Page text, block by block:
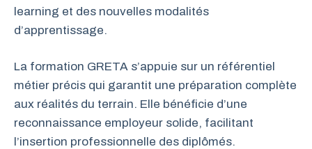
learning et des nouvelles modalités
d’apprentissage.
La formation GRETA s’appuie sur un référentiel
métier précis qui garantit une préparation complète
aux réalités du terrain. Elle bénéficie d’une
reconnaissance employeur solide, facilitant
l’insertion professionnelle des diplômés.